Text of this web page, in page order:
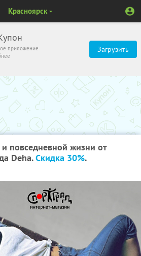
приложение
Загрузить
Красноярск
повседневной жизни от
Deha.Скидка 30%.